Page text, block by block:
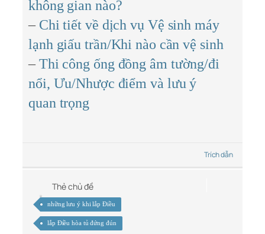
không gian nào?
– Chi tiết về dịch vụ Vệ sinh máy
lạnh giấu trần/Khi nào cần vệ sinh
– Thi công ống đồng âm tường/đi
nổi, Ưu/Nhược điểm và lưu ý
quan trọng
Trích dẫn
Thẻ chủ đề
những lưu ý khi lắp Điều
lắp Điều hòa tủ đứng đún